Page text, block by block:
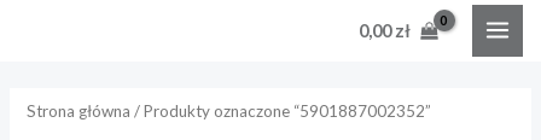
0,00zł
Strona główna / Produkty oznaczone “5901887002352”